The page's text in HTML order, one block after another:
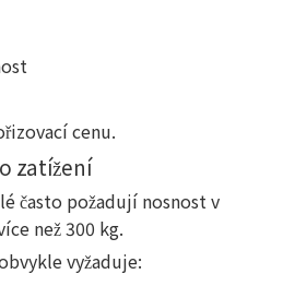
cenu.
zatížení
často požadují nosnost v
než 300 kg.
vyžaduje: